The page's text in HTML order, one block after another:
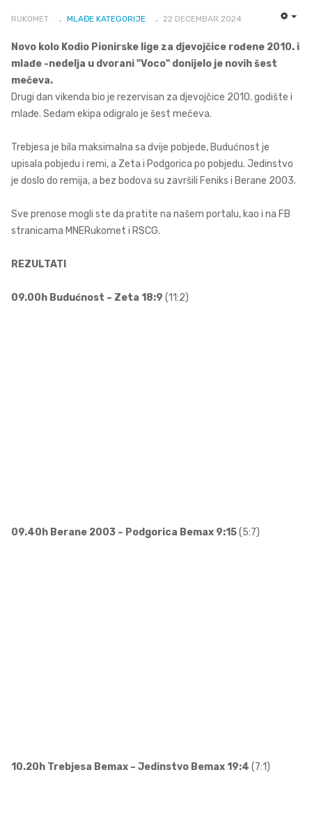
RUKOMET MLAĐE KATEGORIJE 22 DECEMBAR 2024
Novo kolo Kodio Pionirske lige za djevojčice rođene 2010. i
mlađe -nedelja u dvorani "Voco" donijelo je novih šest
mečeva.
Drugi dan vikenda bio je rezervisan za djevojčice 2010. godište i
mlađe. Sedam ekipa odigralo je šest mečeva.
Trebjesa je bila maksimalna sa dvije pobjede, Budućnost je
upisala pobjedu i remi, a Zeta i Podgorica po pobjedu. Jedinstvo
je doslo do remija, a bez bodova su završili Feniks i Berane 2003.
Sve prenose mogli ste da pratite na našem portalu, kao i na FB
stranicama MNERukomet i RSCG.
REZULTATI
09.00h Budućnost – Zeta 18:9 (11:2)
09.40h Berane 2003 – Podgorica Bemax 9:15(5:7)
10.20h Trebjesa Bemax – Jedinstvo Bemax 19:4 (7:1)